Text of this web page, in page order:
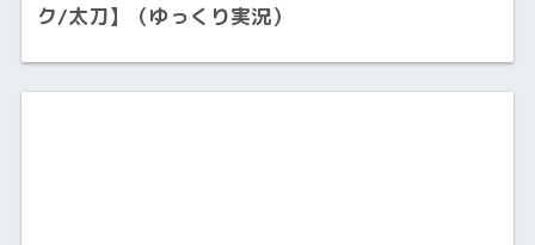
ク/太刀】（ゆっくり実況）